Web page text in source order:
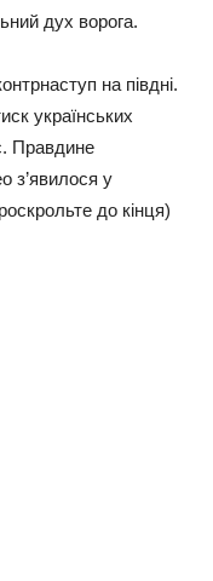
дух ворога.
на півдні.
українських
Правдине
з’явилося у
до кінця)